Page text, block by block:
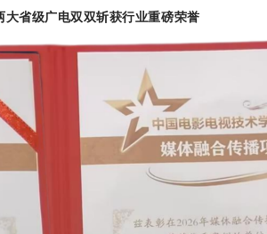
大省级广电双双斩获行业重磅荣誉